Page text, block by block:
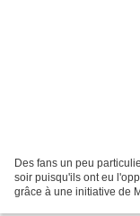
Des fans un peu
soir puisqu'ils ont eu
grâce à une initiative de